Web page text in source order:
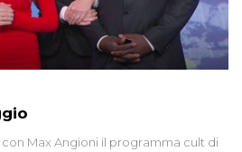
Max Angioni il programma cult di